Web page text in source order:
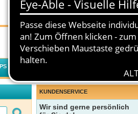
Neuanmeldung Anmelden
0 Artikel 0,00 €
KUNDENSERVICE
Wir sind gerne persönlich